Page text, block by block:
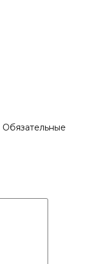
Обязательные